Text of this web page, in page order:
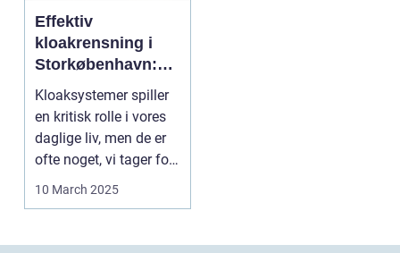
Effektiv
kloakrensning i
Storkøbenhavn:
Nøglen til et
velfungerende
afløbssystem
Kloaksystemer spiller
en kritisk rolle i vores
daglige liv, men de er
ofte noget, vi tager for
givet...
10 March 2025